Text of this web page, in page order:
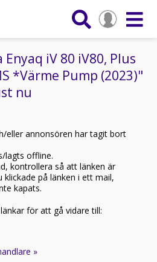
iV 80 iV80, Plus
*Värme Pump (2023)"
nu
eller annonsören har tagit bort
lagts offline.
kontrollera så att länken är
klickade på länken i ett mail,
kapats.
för att gå vidare till:
»